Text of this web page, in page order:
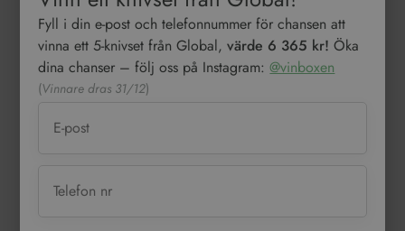
Fyll i din e-post och telefonnummer för chansen att
vinna ett 5-knivset från Global,värde 6 365 kr! Öka
dina chanser – följ oss på Instagram:@vinboxen
(Vinnare dras 31/12)